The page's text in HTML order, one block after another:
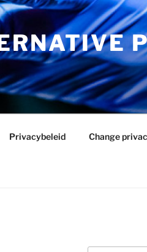
Privacybeleid Change